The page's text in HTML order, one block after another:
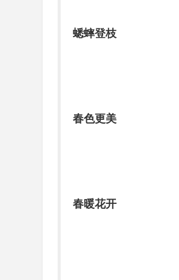
蟋蟀登枝
春色更美
春暖花开